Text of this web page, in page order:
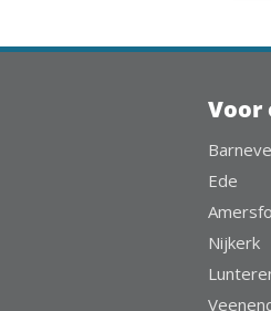
Voor
Ede
Nijkerk